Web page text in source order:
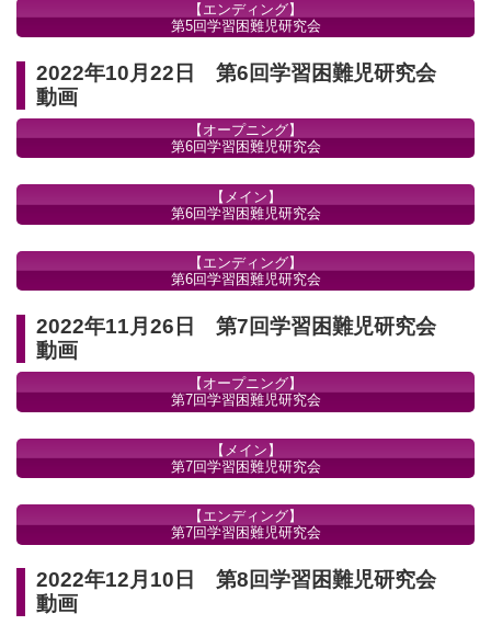
【エンディング】
第5回学習困難児研究会
2022年10月22日 第6回学習困難児研究会
動画
【オープニング】
第6回学習困難児研究会
【メイン】
第6回学習困難児研究会
【エンディング】
第6回学習困難児研究会
2022年11月26日 第7回学習困難児研究会
動画
【オープニング】
第7回学習困難児研究会
【メイン】
第7回学習困難児研究会
【エンディング】
第7回学習困難児研究会
2022年12月10日 第8回学習困難児研究会
動画